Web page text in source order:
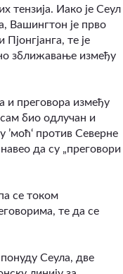
тензија. Иако је Сеул
Вашингтон је прво
те је
зближавање између
и преговора између
био одлучан и
против Северне
да су „преговори
се током
те да се
Сеула, две